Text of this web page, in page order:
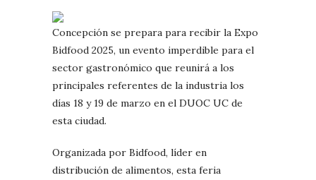
Concepción se prepara para recibir la Expo
Bidfood 2025, un evento imperdible para el
sector gastronómico que reunirá a los
principales referentes de la industria los
días 18 y 19 de marzo en el DUOC UC de
esta ciudad.
Organizada por Bidfood, líder en
distribución de alimentos, esta feria